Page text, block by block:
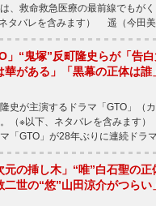
、救命救急医療の最前線でもが
タバレを含みます） 遥（今田
」“鬼塚”反町隆史らが「告
華がある」「黒幕の正体は誰
史が主演するドラマ「GTO」（
（※以下、ネタバレを含みます
「GTO」が28年ぶりに連続ドラ
元の挿し木」“唯”白石聖の
二世の“悠”山田涼介がつらい